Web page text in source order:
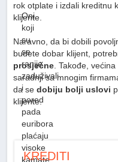
Oni
koji
su
se
ranije
zaduživali
i
pored
pada
euribora
plaćaju
visoke
kamate,
rok otplate i izdali kreditnu
klijente.
Naravno, da bi dobili
budete dobar klijent,
prosječne. Takođe,
saradnji sa mnogim
da sedobiju bolji uslovi
klijente.
KREDITI